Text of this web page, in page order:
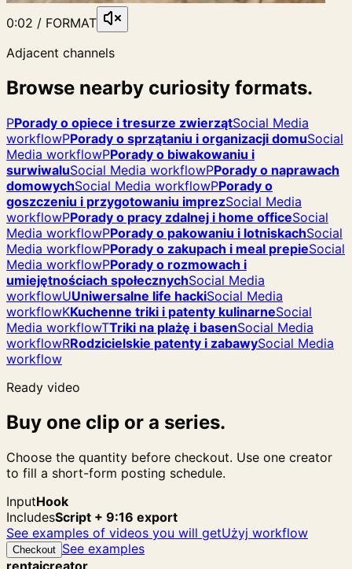
0:02 / FORMAT
Adjacent channels
Browse nearby curiosity formats.
PPorady o opiece i tresurze zwierzątSocial Media
workflowPPorady o sprzątaniu i organizacji domuSocial
Media workflowPPorady o biwakowaniu i
surwiwaluSocial Media workflowPPorady o naprawach
domowychSocial Media workflowPPorady o
goszczeniu i przygotowaniu imprezSocial Media
workflowPPorady o pracy zdalnej i home officeSocial
Media workflowPPorady o pakowaniu i lotniskachSocial
Media workflowPPorady o zakupach i meal prepieSocial
Media workflowPPorady o rozmowach i
umiejętnościach społecznychSocial Media
workflowUUniwersalne life hackiSocial Media
workflowKKuchenne triki i patenty kulinarneSocial
Media workflowTTriki na plażę i basenSocial Media
workflowRRodzicielskie patenty i zabawySocial Media
workflow
Ready video
Buy one clip or a series.
Choose the quantity before checkout. Use one creator
to fill a short-form posting schedule.
InputHook
IncludesScript + 9:16 export
See examples of videos you will getUżyj workflow
Checkout See examples